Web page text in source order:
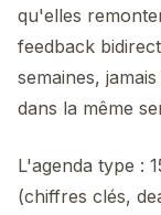
qu'elles
feedback
semaines,
dans la même
L'agenda type :
(chiffres clés,